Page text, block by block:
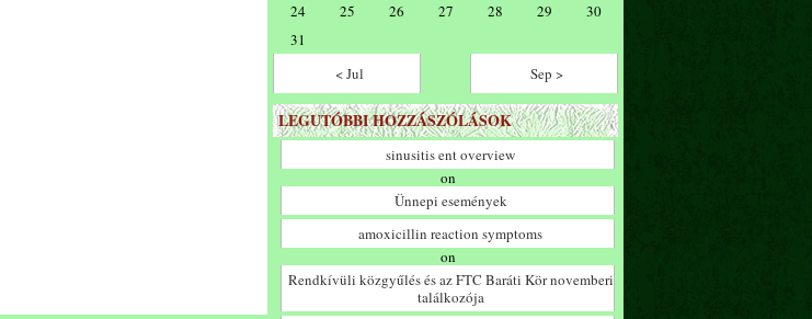
24
25 26 27 28 29
30
31
< Jul
Sep >
LEGUTÓBBI HOZZÁSZÓLÁSOK
sinusitis ent overview
on
Ünnepi események
amoxicillin reaction symptoms
on
Rendkívüli közgyűlés és az FTC Baráti Kör novemberi
találkozója